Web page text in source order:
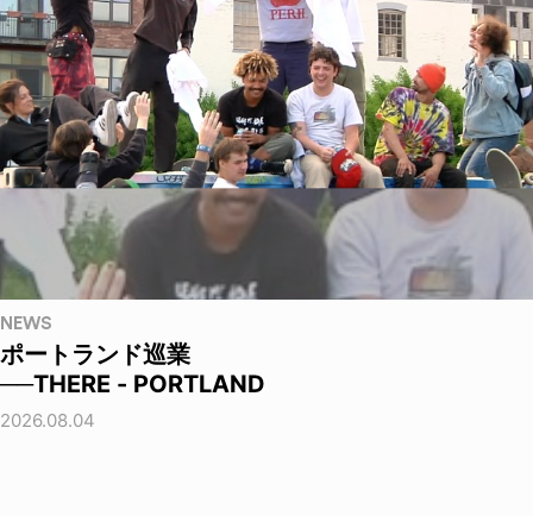
NEWS
ポートランド巡業
──THERE - PORTLAND
2026.08.04